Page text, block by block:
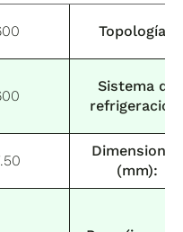
Topología:
Sistema de
Dimensiones
(mm):